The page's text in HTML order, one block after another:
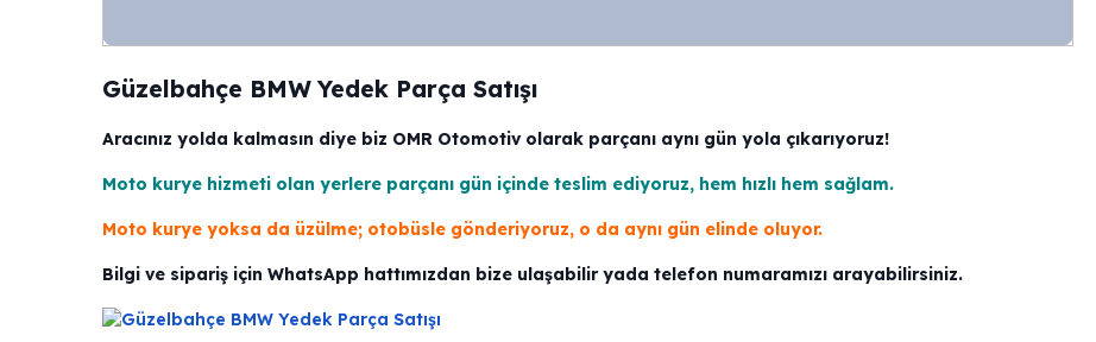
Güzelbahçe BMW Yedek Parça Satışı
Aracınız yolda kalmasın diye biz OMR Otomotiv olarak parçanı aynı gün yola çıkarıyoruz!
Moto kurye hizmeti olan yerlere parçanı gün içinde teslim ediyoruz, hem hızlı hem sağlam.
Moto kurye yoksa da üzülme; otobüsle gönderiyoruz, o da aynı gün elinde oluyor.
Bilgi ve sipariş için WhatsApp hattımızdan bize ulaşabilir yada telefon numaramızı arayabilirsiniz.